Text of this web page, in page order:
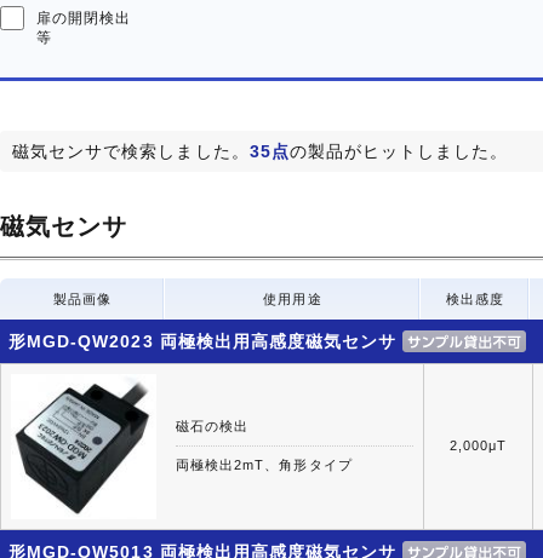
扉の開閉検出
等
磁気センサで検索しました。 35点の製品がヒットしました。
磁気センサ
製品画像 使用用途 検出感度
形MGD-QW2023 両極検出用高感度磁気センサ
磁石の検出
両極検出2mT、角形タイプ
2,000μT
形MGD-QW5013 両極検出用高感度磁気センサ